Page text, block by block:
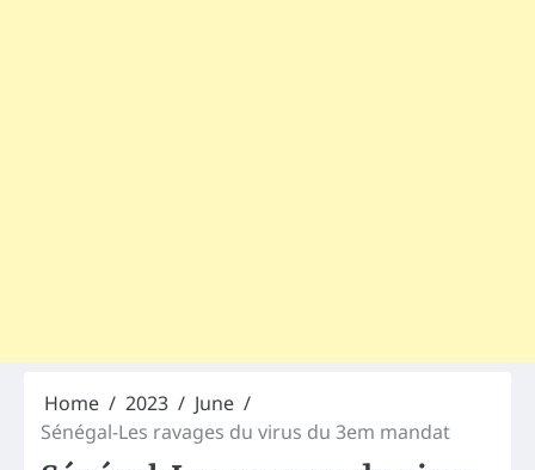
Home 2023
June
Sénégal-Les ravages du virus du 3em mandat